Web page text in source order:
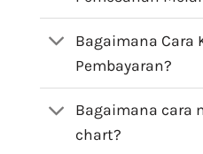
Bagaimana Cara
Pembayaran?
Bagaimana cara
chart?